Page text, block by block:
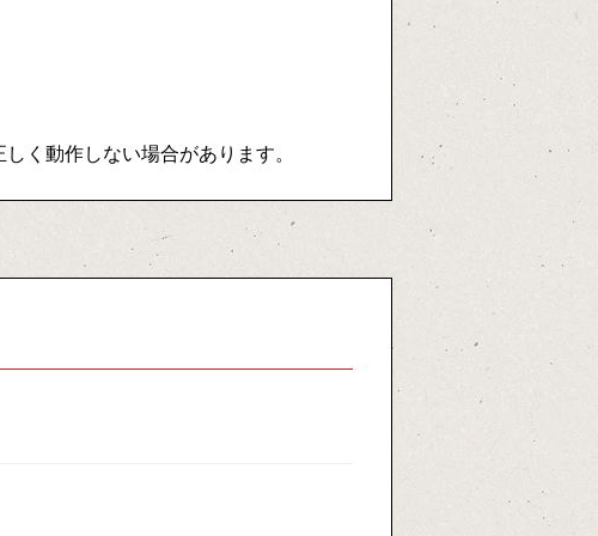
く動作しない場合があります。